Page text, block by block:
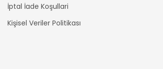
İptal İade Koşullari
Kişisel Veriler Politikası